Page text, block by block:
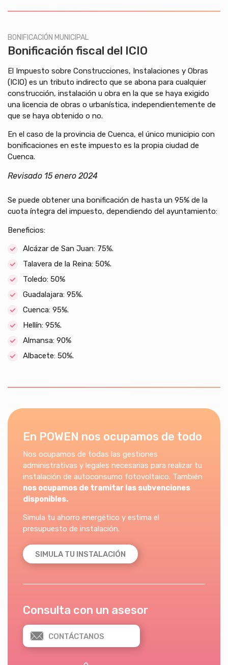
BONIFICACIÓN MUNICIPAL
Bonificación fiscal del ICIO
El Impuesto sobre Construcciones, Instalaciones y Obras
(ICIO) es un tributo indirecto que se abona para cualquier
construcción, instalación u obra en la que se haya exigido
una licencia de obras o urbanística, independientemente de
que se haya obtenido o no.
En el caso de la provincia de Cuenca, el único municipio con
bonificaciones en este impuesto es la propia ciudad de
Cuenca.
Revisado 15 enero 2024
Se puede obtener una bonificación de hasta un 95% de la
cuota íntegra del impuesto, dependiendo del ayuntamiento:
Beneficios:
Alcázar de San Juan: 75%.
Talavera de la Reina: 50%.
Toledo: 50%
Guadalajara: 95%.
Cuenca: 95%.
Hellín: 95%.
Almansa: 90%
Albacete: 50%.
En POWEN nos ocupamos de todo
Nos ocupamos de todas las gestiones
administrativas y legales necesarias para realizar tu
instalación de autoconsumo fotovoltaico. También
nos ocupamos de tramitar las subvenciones
disponibles.
Simula tu ahorro energético y estima el
presupuesto de instalación.
SIMULA TU INSTALACIÓN
Consulta con un asesor
CONTÁCTANOS